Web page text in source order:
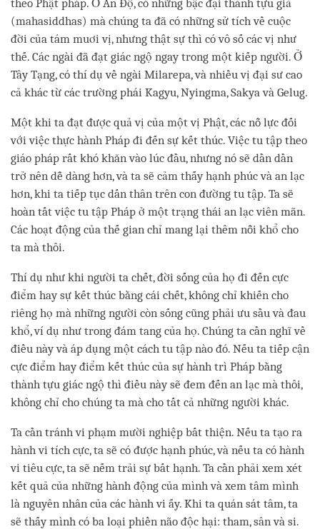
theo Phật pháp. Ở Ấn Độ, có những bậc đại thành tựu giả
(mahasiddhas) mà chúng ta đã có những sử tích về cuộc
đời của tám muơi vị, nhưng thật sự thì có vô số các vị như
thế. Các ngài đã đạt giác ngộ ngay trong một kiếp người. Ở
Tây Tạng, có thí dụ về ngài Milarepa, và nhiều vị đại sư cao
cả khác từ các trường phái Kagyu, Nyingma, Sakya và Gelug.
Một khi ta đạt được quả vị của một vị Phật, các nỗ lực đối
với việc thực hành Pháp đi đến sự kết thúc. Việc tu tập theo
giáo pháp rất khó khăn vào lúc đầu, nhưng nó sẽ dần dần
trở nên dễ dàng hơn, và ta sẽ cảm thấy hạnh phúc và an lạc
hơn, khi ta tiếp tục dấn thân trên con đường tu tập. Ta sẽ
hoàn tất việc tu tập Pháp ở một trạng thái an lạc viên mãn.
Các hoạt động của thế gian chỉ mang lại thêm nỗi khổ cho
ta mà thôi.
Thí dụ như khi người ta chết, đời sống của họ đi đến cực
điểm hay sự kết thúc bằng cái chết, không chỉ khiến cho
riêng họ mà những người còn sống cũng phải ưu sầu và đau
khổ, ví dụ như trong đám tang của họ. Chúng ta cần nghĩ về
điều này và áp dụng một cách tu tập nào đó. Nếu ta tiếp cận
cực điểm hay điểm kết thúc của sự hành trì Pháp bằng
thành tựu giác ngộ thì điều này sẽ đem đến an lạc mà thôi,
không chỉ cho chúng ta mà cho tất cả những người khác.
Ta cần tránh vi phạm mười nghiệp bất thiện. Nếu ta tạo ra
hành vi tích cực, ta sẽ có được hạnh phúc, và nếu ta có hành
vi tiêu cực, ta sẽ nếm trải sự bất hạnh. Ta cần phải xem xét
kết quả của những hành động của mình và xem tâm mình
là nguyên nhân của các hành vi ấy. Khi ta quán sát tâm, ta
sẽ thấy mình có ba loại phiền não độc hại: tham, sân và si.